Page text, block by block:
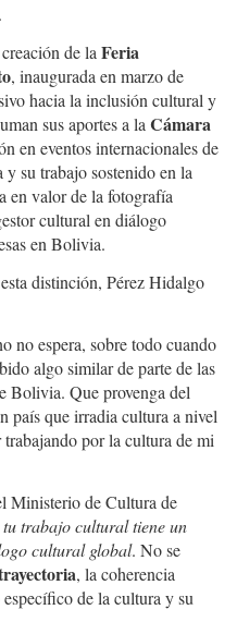
de la Feria
, inaugurada en marzo de
hacia la inclusión cultural y
sus aportes a la Cámara
en eventos internacionales de
su trabajo sostenido en la
en valor de la fotografía
cultural en diálogo
en Bolivia.
distinción, Pérez Hidalgo
no espera, sobre todo cuando
algo similar de parte de las
Bolivia. Que provenga del
país que irradia cultura a nivel
por la cultura de mi
Ministerio de Cultura de
tu trabajo cultural tiene un
cultural global. No se
, la coherencia
de la cultura y su